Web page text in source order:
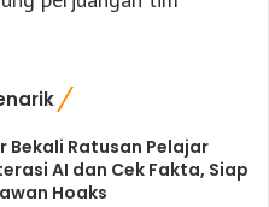
Bekali Ratusan Pelajar
AI dan Cek Fakta, Siap
Hoaks